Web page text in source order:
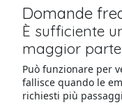
Domande
È sufficiente
maggior
Può funzionare per
fallisce quando le
richiesti più